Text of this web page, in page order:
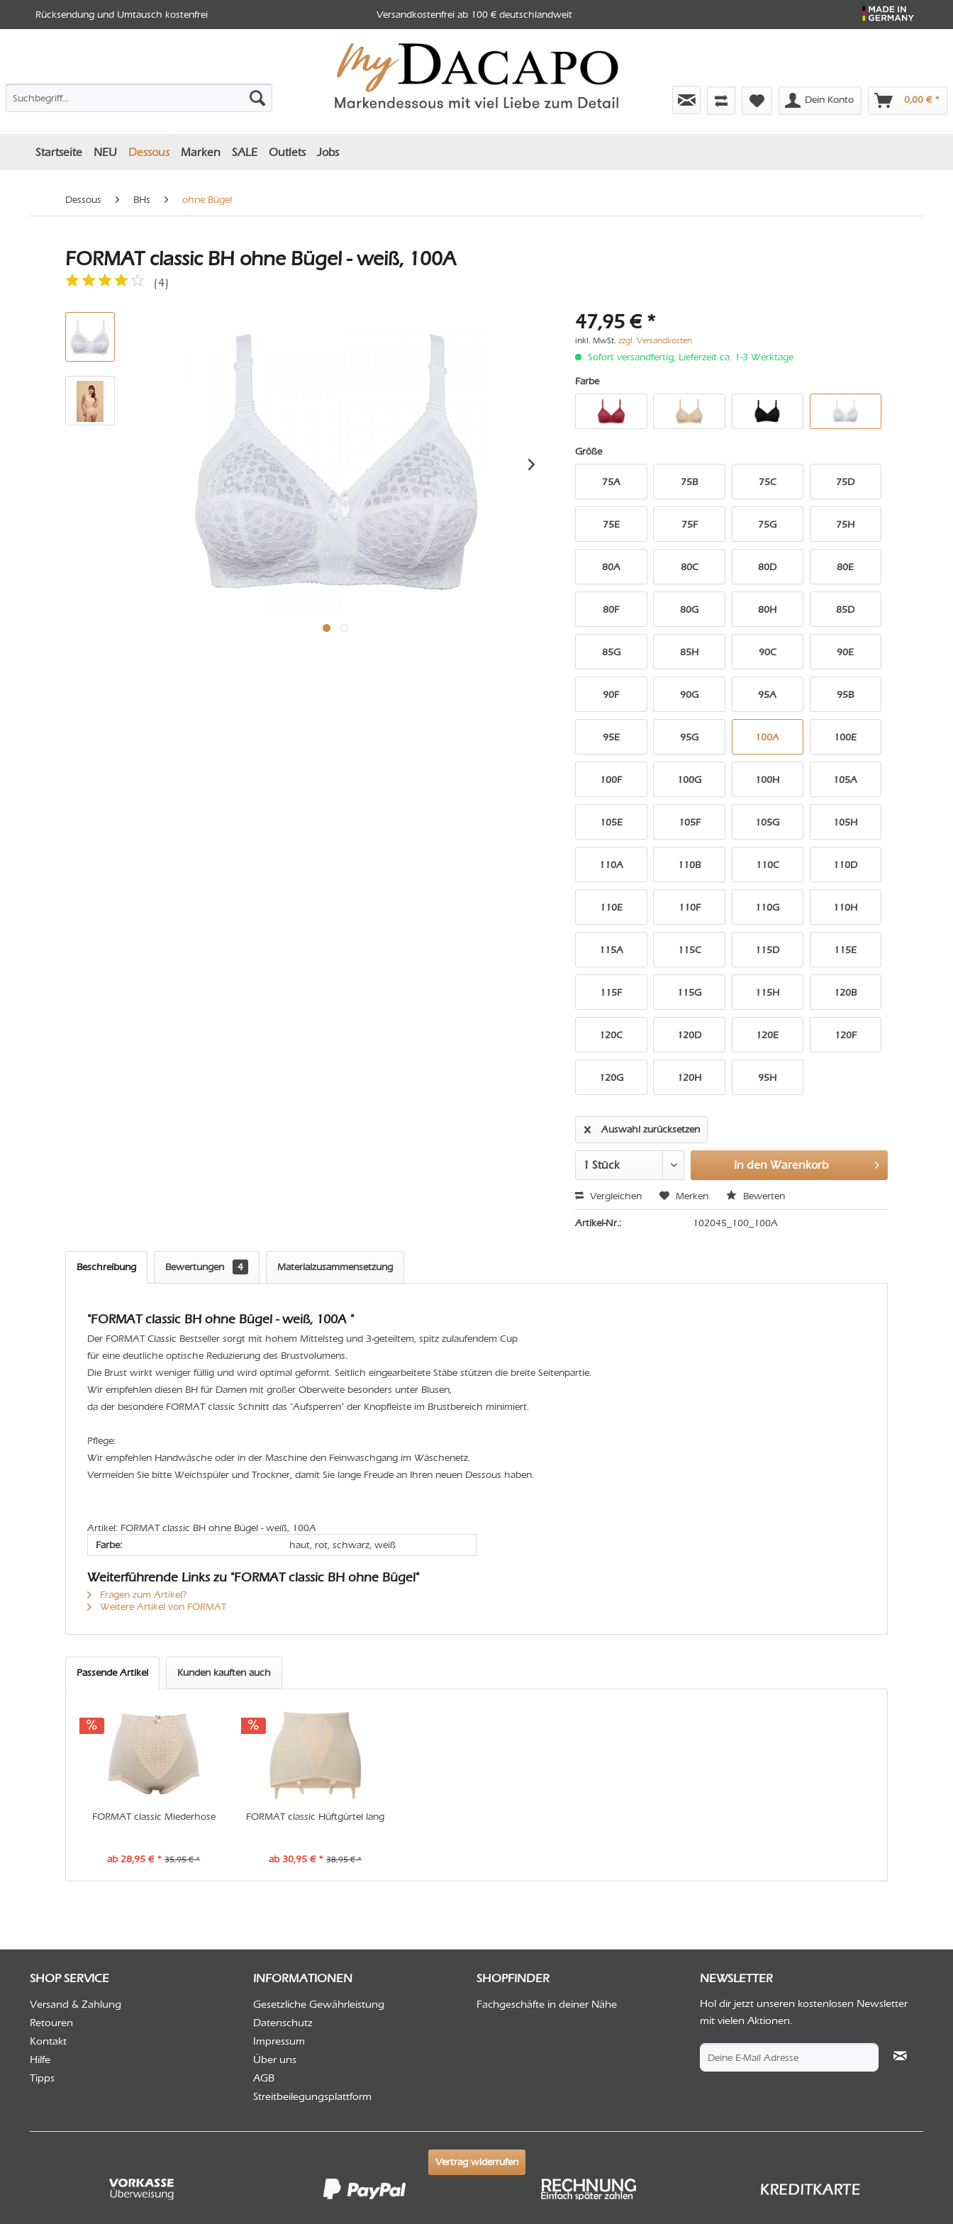
Rücksendung und Umtausch kostenfrei Versandkostenfrei ab 100 € deutschlandweit
Dein Konto 0,00 € *
Startseite NEU Dessous Marken SALE Outlets Jobs
Dessous BHs ohne Bügel
FORMAT classic BH ohne Bügel - weiß, 100A
(4)
47,95 € *
inkl. MwSt.zzgl. Versandkosten
Sofort versandfertig, Lieferzeit ca. 1-3 Werktage
Farbe
Größe
75A 75B 75C 75D
75E 75F 75G 75H
80A 80C 80D 80E
80F 80G 80H 85D
85G 85H 90C 90E
90F 90G 95A 95B
95E 95G 100A 100E
100F 100G 100H 105A
105E 105F 105G 105H
110A 110B 110C 110D
110E 110F 110G 110H
115A 115C 115D 115E
115F 115G 115H 120B
120C 120D 120E 120F
120G 120H 95H
Auswahl zurücksetzen
In den Warenkorb
Vergleichen Merken Bewerten
Artikel-Nr.: 102045_100_100A
Beschreibung Bewertungen 4 Materialzusammensetzung
"FORMAT classic BH ohne Bügel - weiß, 100A "
Der FORMAT Classic Bestseller sorgt mit hohem Mittelsteg und 3-geteiltem, spitz zulaufendem Cup
für eine deutliche optische Reduzierung des Brustvolumens.
Die Brust wirkt weniger füllig und wird optimal geformt. Seitlich eingearbeitete Stäbe stützen die breite Seitenpartie.
Wir empfehlen diesen BH für Damen mit großer Oberweite besonders unter Blusen,
da der besondere FORMAT classic Schnitt das "Aufsperren" der Knopfleiste im Brustbereich minimiert.
Pflege:
Wir empfehlen Handwäsche oder in der Maschine den Feinwaschgang im Wäschenetz.
Vermeiden Sie bitte Weichspüler und Trockner, damit Sie lange Freude an Ihren neuen Dessous haben.
Artikel: FORMAT classic BH ohne Bügel - weiß, 100A
Farbe:
haut, rot, schwarz, weiß
Weiterführende Links zu "FORMAT classic BH ohne Bügel"
Fragen zum Artikel?
Weitere Artikel von FORMAT
Passende Artikel Kunden kauften auch
FORMAT classic Miederhose
ab 28,95 € * 35,95 € *
FORMAT classic Hüftgürtel lang
ab 30,95 € * 38,95 € *
SHOP SERVICE
Versand & Zahlung
Retouren
Kontakt
Hilfe
Tipps
INFORMATIONEN
Gesetzliche Gewährleistung
Datenschutz
Impressum
Über uns
AGB
Streitbeilegungsplattform
SHOPFINDER
Fachgeschäfte in deiner Nähe
NEWSLETTER
Hol dir jetzt unseren kostenlosen Newsletter
mit vielen Aktionen.
Vertrag widerrufen